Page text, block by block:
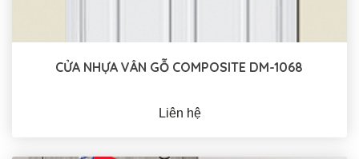
CỬA NHỰA VÂN GỖ COMPOSITE DM-1068
Liên hệ